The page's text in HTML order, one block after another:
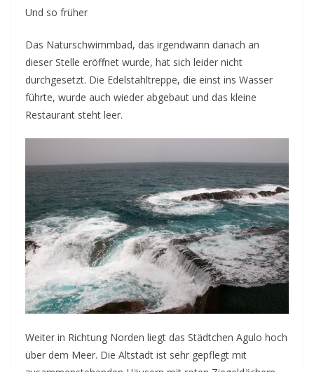
Und so früher
Das Naturschwimmbad, das irgendwann danach an
dieser Stelle eröffnet wurde, hat sich leider nicht
durchgesetzt. Die Edelstahltreppe, die einst ins Wasser
führte, wurde auch wieder abgebaut und das kleine
Restaurant steht leer.
Weiter in Richtung Norden liegt das Städtchen Agulo hoch
über dem Meer. Die Altstadt ist sehr gepflegt mit